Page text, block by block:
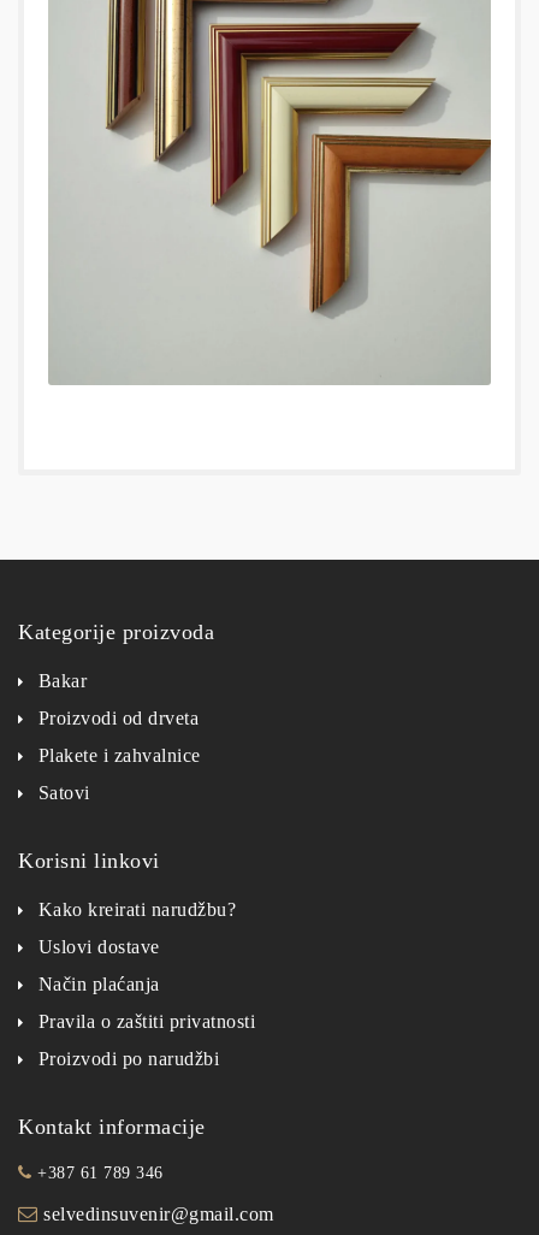
Kategorije proizvoda
Bakar
Proizvodi od drveta
Plakete i zahvalnice
Satovi
Korisni linkovi
Kako kreirati narudžbu?
Uslovi dostave
Način plaćanja
Pravila o zaštiti privatnosti
Proizvodi po narudžbi
Kontakt informacije
+387 61 789 346
selvedinsuvenir@gmail.com